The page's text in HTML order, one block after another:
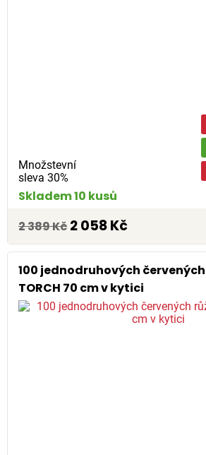
Množstevní
sleva 30%
Skladem 10 kusů
2 389 Kč 2 058 Kč
100 jednodruhových červených
TORCH 70 cm v kytici